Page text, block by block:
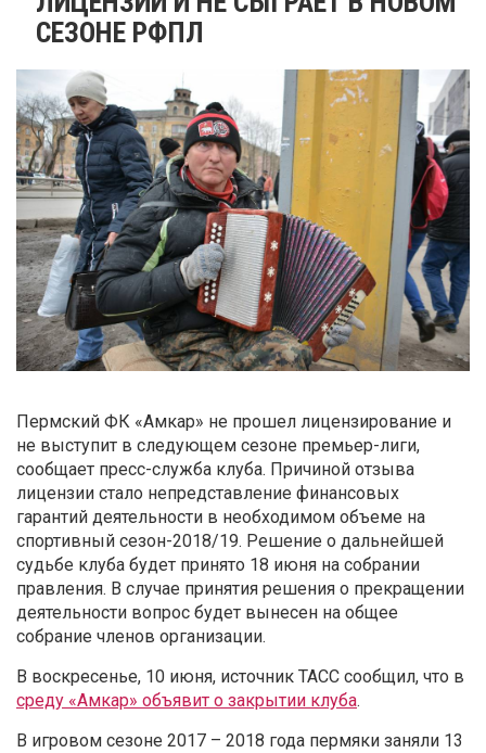
СЕЗОНЕ РФПЛ
Пермский ФК «Амкар» не прошел лицензирование и
не выступит в следующем сезоне премьер-лиги,
сообщает пресс-служба клуба. Причиной отзыва
лицензии стало непредставление финансовых
гарантий деятельности в необходимом объеме на
спортивный сезон-2018/19. Решение о дальнейшей
судьбе клуба будет принято 18 июня на собрании
правления. В случае принятия решения о прекращении
деятельности вопрос будет вынесен на общее
собрание членов организации.
В воскресенье, 10 июня, источник ТАСС сообщил, что в
среду «Амкар» объявит о закрытии клуба.
В игровом сезоне 2017 – 2018 года пермяки заняли 13